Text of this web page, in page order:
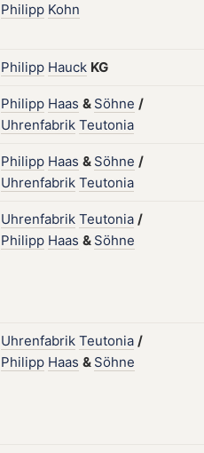
Philipp Kohn
Philipp Hauck KG
Philipp Haas & Söhne /
Uhrenfabrik Teutonia
Philipp Haas & Söhne /
Uhrenfabrik Teutonia
Uhrenfabrik Teutonia /
Philipp Haas & Söhne
Uhrenfabrik Teutonia /
Philipp Haas & Söhne